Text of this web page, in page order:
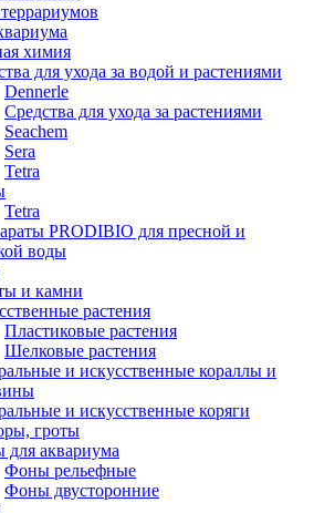
химия
для ухода за водой и растениями
Dennerle
Средства для ухода за растениями
Seachem
Sera
Tetra
Tetra
PRODIBIO для пресной и
воды
и камни
растения
Пластиковые растения
Шелковые растения
и искусственные кораллы и
и искусственные коряги
гроты
аквариума
Фоны рельефные
Фоны двусторонние